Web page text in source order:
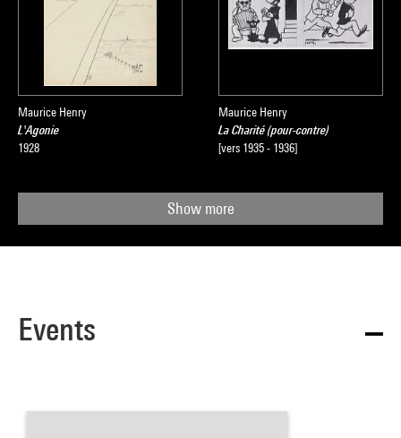
Maurice Henry
L'Agonie
1928
Maurice Henry
La Charité (pour-contre)
[vers 1935 - 1936]
Show more
Events